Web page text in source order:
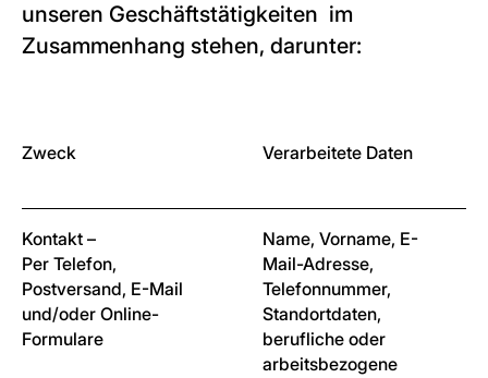
unseren Geschäftstätigkeiten im
Zusammenhang stehen, darunter:
Zweck Verarbeitete Daten
Kontakt –
Per Telefon,
Postversand, E-Mail
und/oder Online-
Formulare
Name, Vorname, E-
Mail-Adresse,
Telefonnummer,
Standortdaten,
berufliche oder
arbeitsbezogene